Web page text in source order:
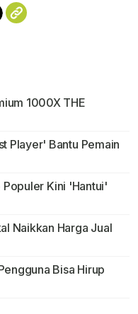
1000X THE
Player' Bantu Pemain
Kini 'Hantui'
Naikkan Harga Jual
Bisa Hirup